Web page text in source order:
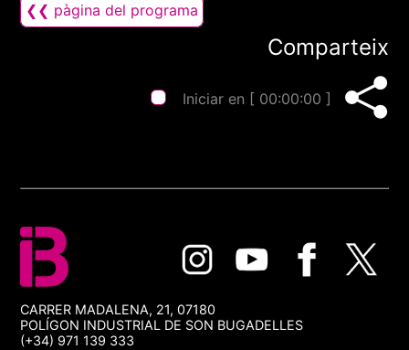
❮❮ pàgina del programa
Comparteix
Iniciar en [ 00:00:00 ]
CARRER MADALENA, 21, 07180
POLÍGON INDUSTRIAL DE SON BUGADELLES
(+34) 971 139 333